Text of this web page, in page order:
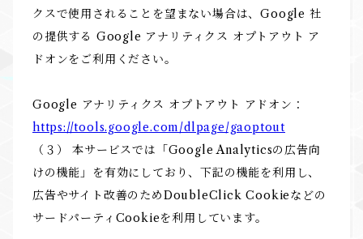
クスで使用されることを望まない場合は、Google 社
の提供する Google アナリティクス オプトアウト ア
ドオンをご利用ください。
Google アナリティクス オプトアウト アドオン：
https://tools.google.com/dlpage/gaoptout
（３） 本サービスでは「Google Analyticsの広告向
けの機能」を有効にしており、下記の機能を利用し、
広告やサイト改善のためDoubleClick Cookieなどの
サードパーティCookieを利用しています。